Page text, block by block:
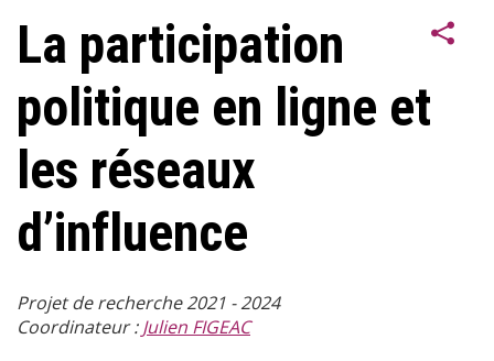
La participation
politique en ligne et
les réseaux
d’influence
Projet de recherche 2021 - 2024
Coordinateur :Julien FIGEAC